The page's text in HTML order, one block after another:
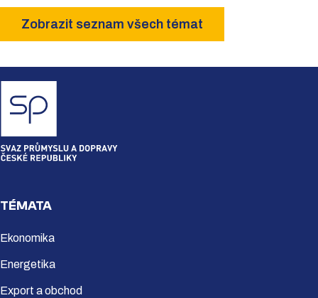
Zobrazit seznam všech témat
TÉMATA
Ekonomika
Energetika
Export a obchod